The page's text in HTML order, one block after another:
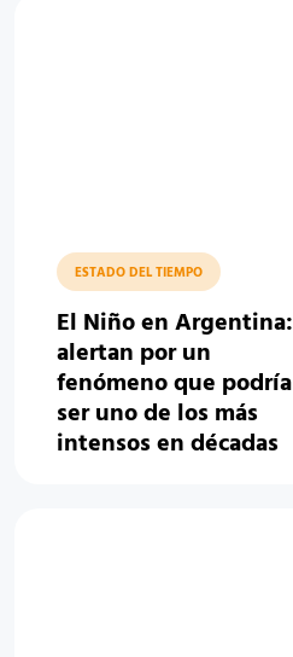
ESTADO DEL TIEMPO
El Niño en Argentina:
alertan por un
fenómeno que podría
ser uno de los más
intensos en décadas